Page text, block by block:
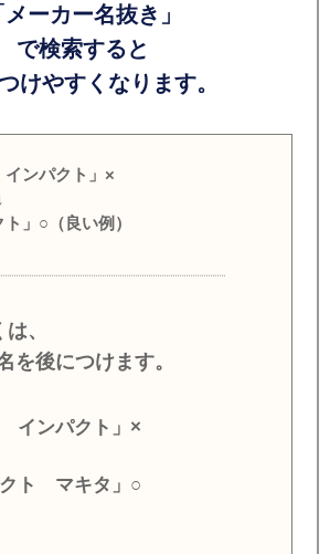
メーカー名抜き」
で検索すると
やすくなります。
ンパクト」×
」○（良い例）
、
を後につけます。
インパクト」×
ト マキタ」○